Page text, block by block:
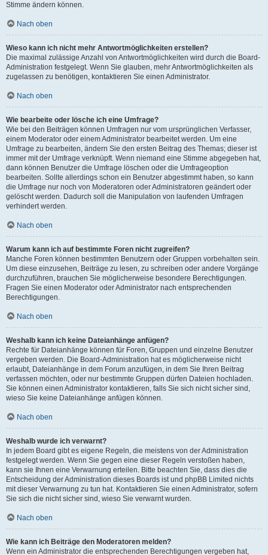
Stimme ändern können.
Nach oben
Wieso kann ich nicht mehr Antwortmöglichkeiten erstellen?
Die maximal zulässige Anzahl von Antwortmöglichkeiten wird durch die Board-
Administration festgelegt. Wenn Sie glauben, mehr Antwortmöglichkeiten als
zugelassen zu benötigen, kontaktieren Sie einen Administrator.
Nach oben
Wie bearbeite oder lösche ich eine Umfrage?
Wie bei den Beiträgen können Umfragen nur vom ursprünglichen Verfasser,
einem Moderator oder einem Administrator bearbeitet werden. Um eine
Umfrage zu bearbeiten, ändern Sie den ersten Beitrag des Themas; dieser ist
immer mit der Umfrage verknüpft. Wenn niemand eine Stimme abgegeben hat,
dann können Benutzer die Umfrage löschen oder die Umfrageoption
bearbeiten. Sollte allerdings schon ein Benutzer abgestimmt haben, so kann
die Umfrage nur noch von Moderatoren oder Administratoren geändert oder
gelöscht werden. Dadurch soll die Manipulation von laufenden Umfragen
verhindert werden.
Nach oben
Warum kann ich auf bestimmte Foren nicht zugreifen?
Manche Foren können bestimmten Benutzern oder Gruppen vorbehalten sein.
Um diese einzusehen, Beiträge zu lesen, zu schreiben oder andere Vorgänge
durchzuführen, brauchen Sie möglicherweise besondere Berechtigungen.
Fragen Sie einen Moderator oder Administrator nach entsprechenden
Berechtigungen.
Nach oben
Weshalb kann ich keine Dateianhänge anfügen?
Rechte für Dateianhänge können für Foren, Gruppen und einzelne Benutzer
vergeben werden. Die Board-Administration hat es möglicherweise nicht
erlaubt, Dateianhänge in dem Forum anzufügen, in dem Sie Ihren Beitrag
verfassen möchten, oder nur bestimmte Gruppen dürfen Dateien hochladen.
Sie können einen Administrator kontaktieren, falls Sie sich nicht sicher sind,
wieso Sie keine Dateianhänge anfügen können.
Nach oben
Weshalb wurde ich verwarnt?
In jedem Board gibt es eigene Regeln, die meistens von der Administration
festgelegt werden. Wenn Sie gegen eine dieser Regeln verstoßen haben,
kann sie Ihnen eine Verwarnung erteilen. Bitte beachten Sie, dass dies die
Entscheidung der Administration dieses Boards ist und phpBB Limited nichts
mit dieser Verwarnung zu tun hat. Kontaktieren Sie einen Administrator, sofern
Sie sich die nicht sicher sind, wieso Sie verwarnt wurden.
Nach oben
Wie kann ich Beiträge den Moderatoren melden?
Wenn ein Administrator die entsprechenden Berechtigungen vergeben hat,